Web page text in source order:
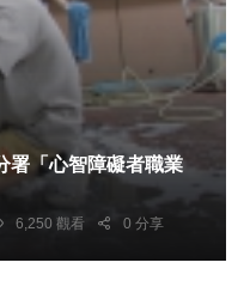
署「心智障礙者職業
6,250 觀看 0 分享